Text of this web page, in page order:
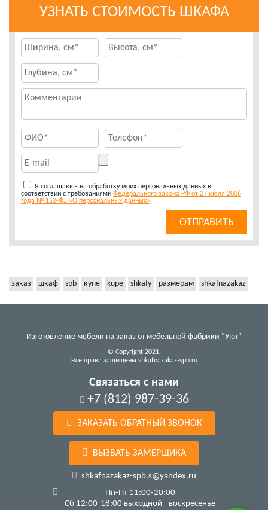
УЗНАТЬ СТОИМОСТЬ ШКАФА
Я соглашаюсь на обработку моих персональных данных в
соответствии с требованиями Федерального закона РФ от 27 июля 2006
года № 152-ФЗ «О персональных данных».
заказ шкаф spb купе kupe shkafy размерам shkafnazakaz
Изготовление мебели на заказ от мебельной фабрики "Уют"
© Copyright 2021.
Все права защищены shkafnazakaz-spb.ru
Связаться с нами
+7 (812) 987-39-36
ЗАКАЗАТЬ ОБРАТНЫЙ ЗВОНОК
ВЫЗВАТЬ ЗАМЕРЩИКА
shkafnazakaz-spb.s@yandex.ru
Пн-Пт 11:00-20:00
Сб 12:00-18:00 выходной - воскресенье